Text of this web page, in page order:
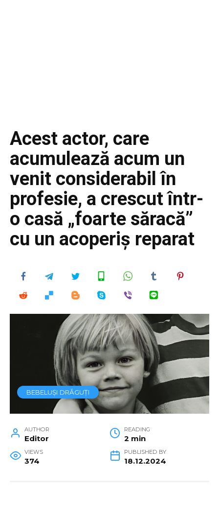
Acest actor, care
acumulează acum un
venit considerabil în
profesie, a crescut într-
o casă „foarte săracă”
cu un acoperiș reparat
BEBELUȘI DRĂGUȚI
AUTHOR
Editor
READING
2 min
VIEWS
374
PUBLISHED BY
18.12.2024